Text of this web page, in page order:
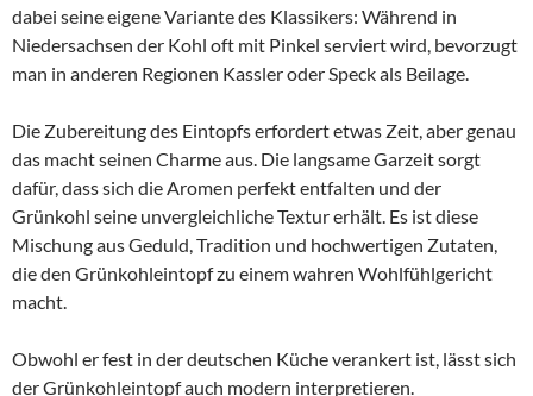
dabei seine eigene Variante des Klassikers: Während in
Niedersachsen der Kohl oft mit Pinkel serviert wird, bevorzugt
man in anderen Regionen Kassler oder Speck als Beilage.
Die Zubereitung des Eintopfs erfordert etwas Zeit, aber genau
das macht seinen Charme aus. Die langsame Garzeit sorgt
dafür, dass sich die Aromen perfekt entfalten und der
Grünkohl seine unvergleichliche Textur erhält. Es ist diese
Mischung aus Geduld, Tradition und hochwertigen Zutaten,
die den Grünkohleintopf zu einem wahren Wohlfühlgericht
macht.
Obwohl er fest in der deutschen Küche verankert ist, lässt sich
der Grünkohleintopf auch modern interpretieren.